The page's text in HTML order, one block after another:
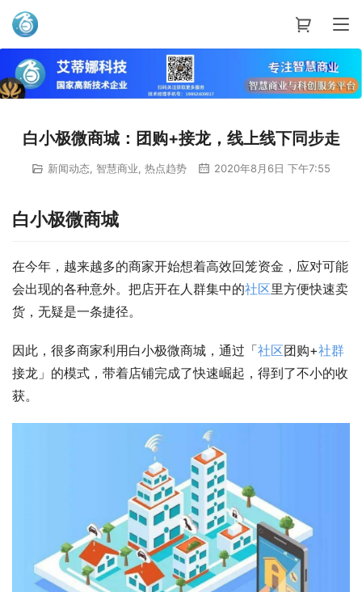
艾蒂娜科技
白小极微商城：团购+接龙，线上线下同步走
新闻动态 智慧商业 热点趋势 2020年8月6日 下午7:55
白小极微商城
在今年，越来越多的商家开始想着高效回笼资金，应对可能
会出现的各种意外。把店开在人群集中的社区里方便快速卖
货，无疑是一条捷径。
因此，很多商家利用白小极微商城，通过「社区团购+社群
接龙」的模式，带着店铺完成了快速崛起，得到了不小的收
获。